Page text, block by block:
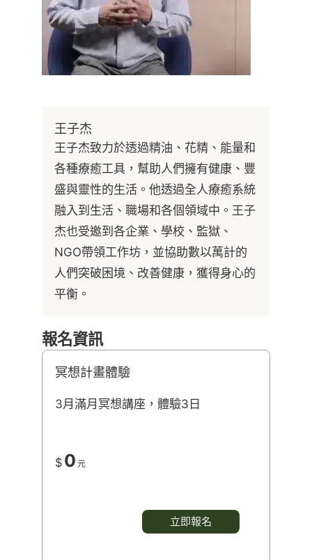
王子杰
王子杰致力於透過精油、花精、能量和
各種療癒工具，幫助人們擁有健康、豐
盛與靈性的生活。他透過全人療癒系統
融入到生活、職場和各個領域中。王子
杰也受邀到各企業、學校、監獄、
NGO帶領工作坊，並協助數以萬計的
人們突破困境、改善健康，獲得身心的
平衡。
報名資訊
冥想計畫體驗
3月滿月冥想講座，體驗3日
$ 0 元
立即報名